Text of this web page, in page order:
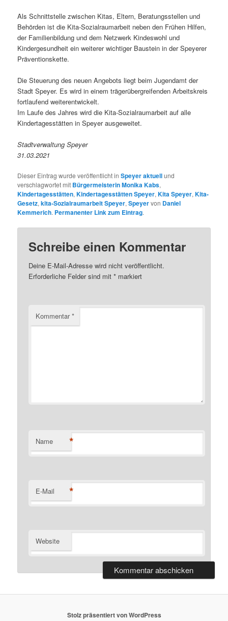
Als Schnittstelle zwischen Kitas, Eltern, Beratungsstellen und
Behörden ist die Kita-Sozialraumarbeit neben den Frühen Hilfen,
der Familienbildung und dem Netzwerk Kindeswohl und
Kindergesundheit ein weiterer wichtiger Baustein in der Speyerer
Präventionskette.
Die Steuerung des neuen Angebots liegt beim Jugendamt der
Stadt Speyer. Es wird in einem trägerübergreifenden Arbeitskreis
fortlaufend weiterentwickelt.
Im Laufe des Jahres wird die Kita-Sozialraumarbeit auf alle
Kindertagesstätten in Speyer ausgeweitet.
Stadtverwaltung Speyer
31.03.2021
Dieser Eintrag wurde veröffentlicht inSpeyer aktuellund
verschlagwortet mit Bürgermeisterin Monika Kabs,
Kindertagesstätten,Kindertagesstätten Speyer,Kita Speyer,Kita-
Gesetz,kita-Sozialraumarbeit Speyer,Speyervon Daniel
Kemmerich. Permanenter Link zum Eintrag.
Schreibe einen Kommentar
Deine E-Mail-Adresse wird nicht veröffentlicht.
Erforderliche Felder sind mit* markiert
Kommentar*
Name *
E-Mail *
Website
Stolz präsentiert von WordPress